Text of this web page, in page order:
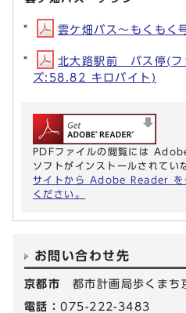
雲ケ畑バス～もくも
北大路駅前 バス停(
ズ:58.82 キロバイト)
PDFファイルの閲覧には
ソフトがインストールされてい
サイトから Adobe Reader を
ください。
お問い合わせ先
京都市 都市計画局歩くまち
電話：075-222-3483